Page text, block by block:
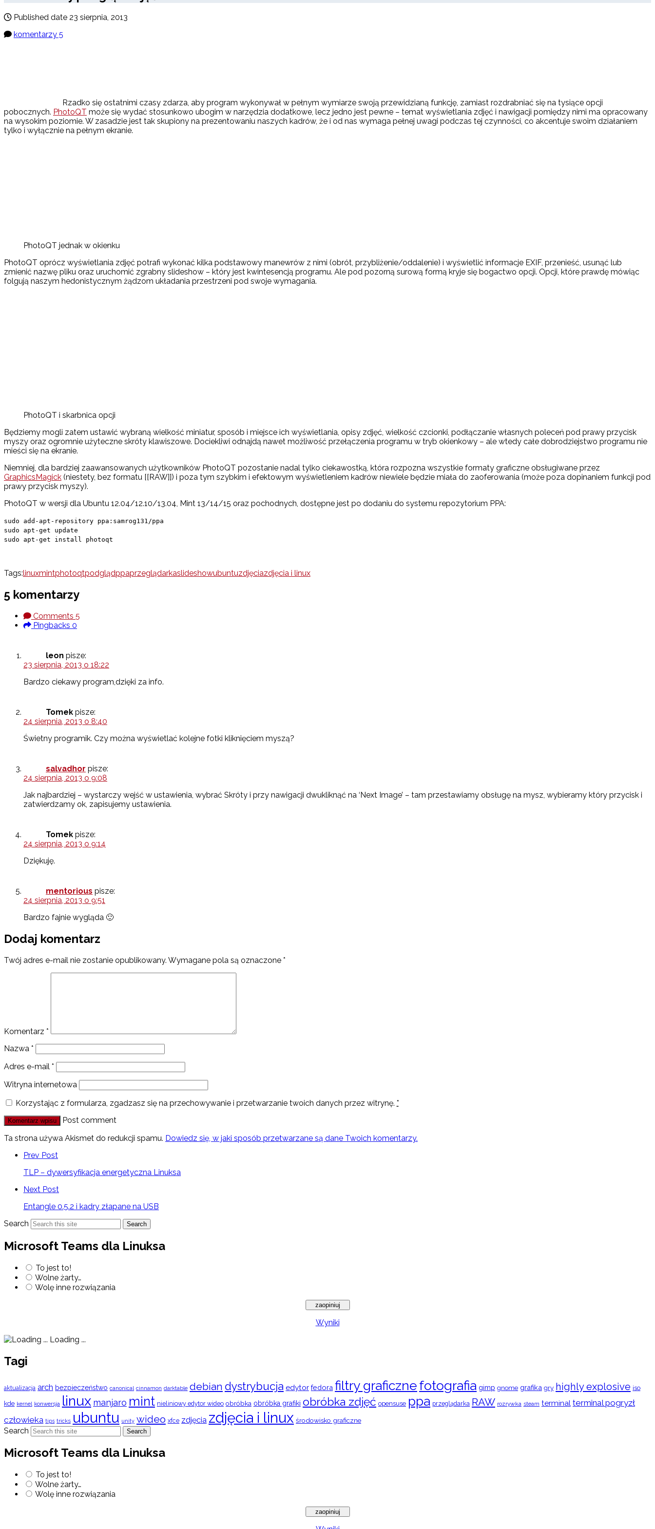
Published date 23 sierpnia, 2013
komentarzy 5
Rzadko się ostatnimi czasy zdarza, aby program wykonywał w pełnym wymiarze swoją przewidzianą funkcję, zamiast rozdrabniać się na tysiące opcji
pobocznych. PhotoQT może się wydać stosunkowo ubogim w narzędzia dodatkowe, lecz jedno jest pewne – temat wyświetlania zdjęć i nawigacji pomiędzy nimi ma opracowany
na wysokim poziomie. W zasadzie jest tak skupiony na prezentowaniu naszych kadrów, że i od nas wymaga pełnej uwagi podczas tej czynności, co akcentuje swoim działaniem
tylko i wyłącznie na pełnym ekranie.
PhotoQT jednak w okienku
PhotoQT oprócz wyświetlania zdjęć potrafi wykonać kilka podstawowy manewrów z nimi (obrót, przybliżenie/oddalenie) i wyświetlić informacje EXIF, przenieść, usunąć lub
zmienić nazwę pliku oraz uruchomić zgrabny slideshow – który jest kwintesencją programu. Ale pod pozorną surową formą kryje się bogactwo opcji. Opcji, które prawdę mówiąc
folgują naszym hedonistycznym żądzom układania przestrzeni pod swoje wymagania.
PhotoQT i skarbnica opcji
Będziemy mogli zatem ustawić wybraną wielkość miniatur, sposób i miejsce ich wyświetlania, opisy zdjęć, wielkość czcionki, podłączanie własnych poleceń pod prawy przycisk
myszy oraz ogromnie użyteczne skróty klawiszowe. Dociekliwi odnajdą nawet możliwość przełączenia programu w tryb okienkowy – ale wtedy całe dobrodziejstwo programu nie
mieści się na ekranie.
Niemniej, dla bardziej zaawansowanych użytkowników PhotoQT pozostanie nadal tylko ciekawostką, która rozpozna wszystkie formaty graficzne obsługiwane przez
GraphicsMagick (niestety, bez formatu [[RAW]]) i poza tym szybkim i efektowym wyświetleniem kadrów niewiele będzie miała do zaoferowania (może poza dopinaniem funkcji pod
prawy przycisk myszy).
PhotoQT w wersji dla Ubuntu 12.04/12.10/13.04, Mint 13/14/15 oraz pochodnych, dostępne jest po dodaniu do systemu repozytorium PPA:
sudo add-apt-repository ppa:samrog131/ppa
sudo apt-get update
sudo apt-get install photoqt
Tags:linuxmintphotoqtpodglądppaprzeglądarkaslideshowubuntuzdjęciazdjęcia i linux
5 komentarzy
Comments 5
Pingbacks 0
leon pisze:
23 sierpnia, 2013 o 18:22
Bardzo ciekawy program,dzięki za info.
Tomek pisze:
24 sierpnia, 2013 o 8:40
Świetny programik. Czy można wyświetlać kolejne fotki kliknięciem myszą?
salvadhor pisze:
24 sierpnia, 2013 o 9:08
Jak najbardziej – wystarczy wejść w ustawienia, wybrać Skróty i przy nawigacji dwukliknąć na ‘Next Image’ – tam przestawiamy obsługę na mysz, wybieramy który przycisk i
zatwierdzamy ok, zapisujemy ustawienia.
Tomek pisze:
24 sierpnia, 2013 o 9:14
Dziękuję.
mentorious pisze:
24 sierpnia, 2013 o 9:51
Bardzo fajnie wygląda 🙂
Dodaj komentarz
Twój adres e-mail nie zostanie opublikowany. Wymagane pola są oznaczone *
Komentarz *
Nazwa *
Adres e-mail *
Witryna internetowa
Korzystając z formularza, zgadzasz się na przechowywanie i przetwarzanie twoich danych przez witrynę. *
Post comment
Ta strona używa Akismet do redukcji spamu. Dowiedz się, w jaki sposób przetwarzane są dane Twoich komentarzy.
Prev Post
TLP – dywersyfikacja energetyczna Linuksa
Next Post
Entangle 0.5.2 i kadry złapane na USB
Search
Search
Microsoft Teams dla Linuksa
To jest to!
Wolne żarty…
Wolę inne rozwiązania
Wyniki
Loading ...
Tagi
aktualizacja arch bezpieczeństwo canonical cinnamon darktable debian dystrybucja edytor fedora filtry graficznefotografia gimp gnome grafika gry highly explosive iso
kde kernel konwersja linux manjaro mint nieliniowy edytor wideo obróbka obróbka grafiki obróbka zdjęć opensuse ppa przeglądarka RAW rozrywka steam terminal terminal pogryzł
człowieka tips tricks ubuntu unity wideo xfce zdjęcia zdjęcia i linux środowisko graficzne
Search Search
Microsoft Teams dla Linuksa
To jest to!
Wolne żarty…
Wolę inne rozwiązania